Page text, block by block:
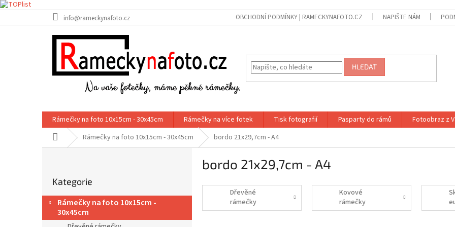
na
info@rameckynafoto.cz OBCHODNÍ PODMÍNKY | RAMECKYNAFOTO.CZ NAPIŠTE NÁM
HLEDAT
Rámečky na foto 10x15cm - 30x45cm Rámečky na více fotek Tisk fotografií Pasparty do rámů Fotoobraz z
Domů Rámečky na foto 10x15cm - 30x45cm bordo 21x29,7cm - A4
r
n
kategorie
Kategorie
Rámečky na foto 10x15cm -
30x45cm
bordo 21x29,7cm - A4
Dřevěné
rámečky
Kovové
rámečky